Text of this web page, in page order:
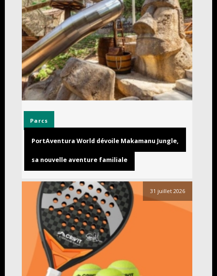
Parcs
PortAventura World dévoile Makamanu Jungle,
sa nouvelle aventure familiale
31 juillet 2026